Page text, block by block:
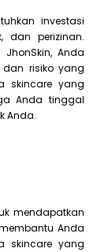
investasi
dan perizinan.
JhonSkin, Anda
risiko yang
skincare yang
Anda tinggal
Anda.
mendapatkan
Anda
skincare yang